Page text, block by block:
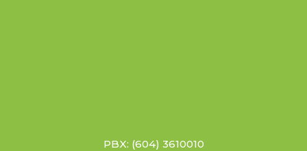
PBX: (604) 3610010